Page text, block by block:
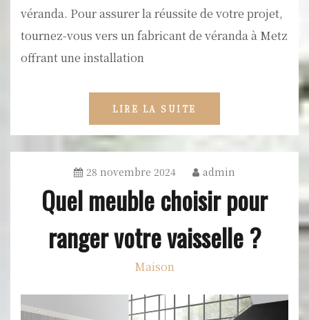
véranda. Pour assurer la réussite de votre projet,
tournez-vous vers un fabricant de véranda à Metz
offrant une installation
LIRE LA SUITE
28 novembre 2024 admin
Quel meuble choisir pour
ranger votre vaisselle ?
Maison